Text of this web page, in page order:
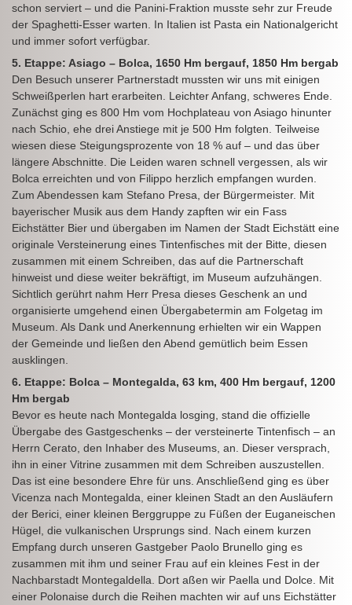
schon serviert – und die Panini-Fraktion musste sehr zur Freude
der Spaghetti-Esser warten. In Italien ist Pasta ein Nationalgericht
und immer sofort verfügbar.
5. Etappe: Asiago – Bolca, 1650 Hm bergauf, 1850 Hm bergab
Den Besuch unserer Partnerstadt mussten wir uns mit einigen
Schweißperlen hart erarbeiten. Leichter Anfang, schweres Ende.
Zunächst ging es 800 Hm vom Hochplateau von Asiago hinunter
nach Schio, ehe drei Anstiege mit je 500 Hm folgten. Teilweise
wiesen diese Steigungsprozente von 18 % auf – und das über
längere Abschnitte. Die Leiden waren schnell vergessen, als wir
Bolca erreichten und von Filippo herzlich empfangen wurden.
Zum Abendessen kam Stefano Presa, der Bürgermeister. Mit
bayerischer Musik aus dem Handy zapften wir ein Fass
Eichstätter Bier und übergaben im Namen der Stadt Eichstätt eine
originale Versteinerung eines Tintenfisches mit der Bitte, diesen
zusammen mit einem Schreiben, das auf die Partnerschaft
hinweist und diese weiter bekräftigt, im Museum aufzuhängen.
Sichtlich gerührt nahm Herr Presa dieses Geschenk an und
organisierte umgehend einen Übergabetermin am Folgetag im
Museum. Als Dank und Anerkennung erhielten wir ein Wappen
der Gemeinde und ließen den Abend gemütlich beim Essen
ausklingen.
6. Etappe: Bolca – Montegalda, 63 km, 400 Hm bergauf, 1200
Hm bergab
Bevor es heute nach Montegalda losging, stand die offizielle
Übergabe des Gastgeschenks – der versteinerte Tintenfisch – an
Herrn Cerato, den Inhaber des Museums, an. Dieser versprach,
ihn in einer Vitrine zusammen mit dem Schreiben auszustellen.
Das ist eine besondere Ehre für uns. Anschließend ging es über
Vicenza nach Montegalda, einer kleinen Stadt an den Ausläufern
der Berici, einer kleinen Berggruppe zu Füßen der Euganeischen
Hügel, die vulkanischen Ursprungs sind. Nach einem kurzen
Empfang durch unseren Gastgeber Paolo Brunello ging es
zusammen mit ihm und seiner Frau auf ein kleines Fest in der
Nachbarstadt Montegaldella. Dort aßen wir Paella und Dolce. Mit
einer Polonaise durch die Reihen machten wir auf uns Eichstätter